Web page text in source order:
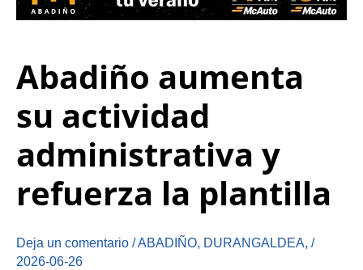
Abadiño aumenta
su actividad
administrativa y
refuerza la plantilla
Deja un comentario /ABADIÑO, DURANGALDEA, /
2026-06-26